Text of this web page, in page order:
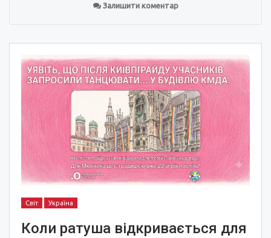
Залишити коментар
Світ Україна
Коли ратуша відкривається для